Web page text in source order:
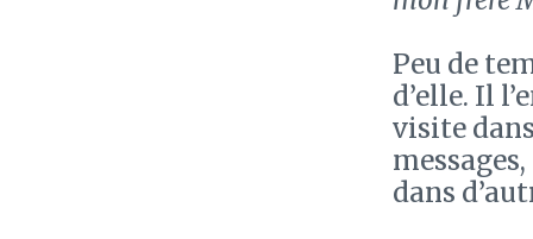
Peu de
d’elle. Il
visite
dans